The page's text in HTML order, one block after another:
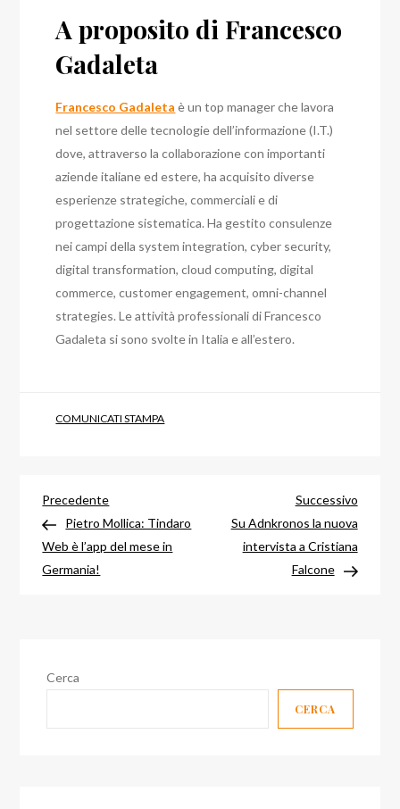
A proposito di Francesco
Gadaleta
Francesco Gadaleta è un top manager che lavora
nel settore delle tecnologie dell’informazione (I.T.)
dove, attraverso la collaborazione con importanti
aziende italiane ed estere, ha acquisito diverse
esperienze strategiche, commerciali e di
progettazione sistematica. Ha gestito consulenze
nei campi della system integration, cyber security,
digital transformation, cloud computing, digital
commerce, customer engagement, omni-channel
strategies. Le attività professionali di Francesco
Gadaleta si sono svolte in Italia e all’estero.
COMUNICATI STAMPA
Navigazione
articoli
Articolo
precedente
Precedente
Pietro Mollica: Tindaro
Web è l’app del mese in
Germania!
Successivo
Su Adnkronos la nuova
intervista a Cristiana
Falcone
Cerca
CERCA